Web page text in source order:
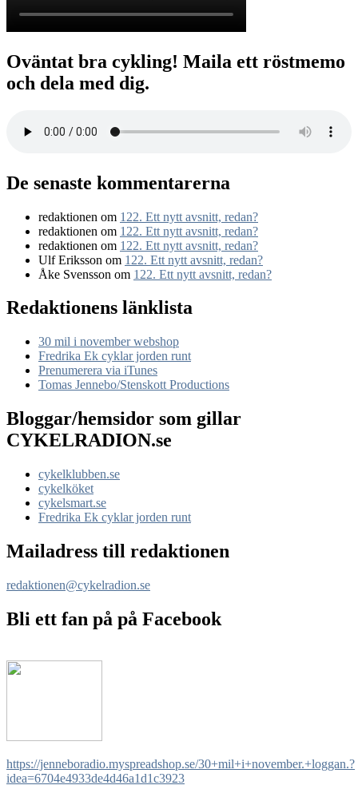
Oväntat bra cykling! Maila ett röstmemo
och dela med dig.
De senaste kommentarerna
redaktionen om 122. Ett nytt avsnitt, redan?
redaktionen om 122. Ett nytt avsnitt, redan?
redaktionen om 122. Ett nytt avsnitt, redan?
Ulf Eriksson om 122. Ett nytt avsnitt, redan?
Åke Svensson om 122. Ett nytt avsnitt, redan?
Redaktionens länklista
30 mil i november webshop
Fredrika Ek cyklar jorden runt
Prenumerera via iTunes
Tomas Jennebo/Stenskott Productions
Bloggar/hemsidor som gillar
CYKELRADION.se
cykelklubben.se
cykelköket
cykelsmart.se
Fredrika Ek cyklar jorden runt
Mailadress till redaktionen
redaktionen@cykelradion.se
Bli ett fan på på Facebook
https://jenneboradio.myspreadshop.se/30+mil+i+november.+loggan.?
idea=6704e4933de4d46a1d1c3923